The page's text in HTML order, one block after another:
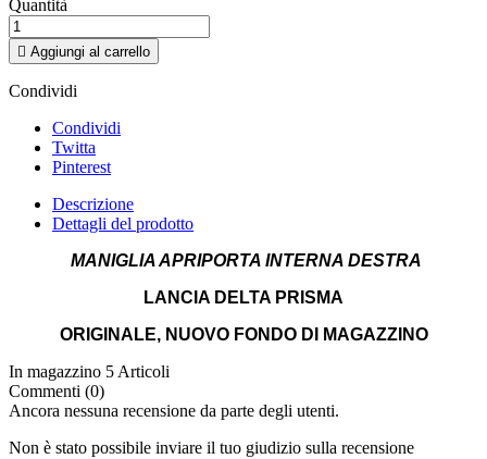
Quantità
 Aggiungi al carrello
Condividi
Condividi
Twitta
Pinterest
Descrizione
Dettagli del prodotto
MANIGLIA APRIPORTA INTERNA DESTRA
LANCIA DELTA PRISMA
ORIGINALE, NUOVO FONDO DI MAGAZZINO
In magazzino 5 Articoli
Commenti (0)
Ancora nessuna recensione da parte degli utenti.
Non è stato possibile inviare il tuo giudizio sulla recensione